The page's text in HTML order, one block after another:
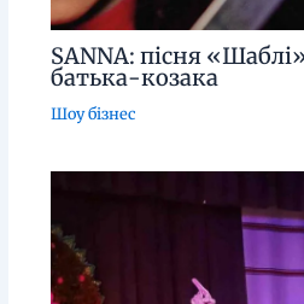
SANNA: пісня
батька-козака
Шоу бізнес